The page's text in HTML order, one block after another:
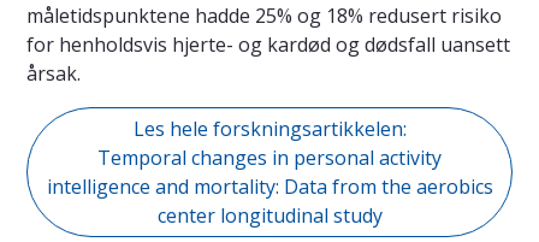
måletidspunktene hadde 25% og 18% redusert risiko
for henholdsvis hjerte- og kardød og dødsfall uansett
årsak.
Les hele forskningsartikkelen:
Temporal changes in personal activity
intelligence and mortality: Data from the aerobics
center longitudinal study